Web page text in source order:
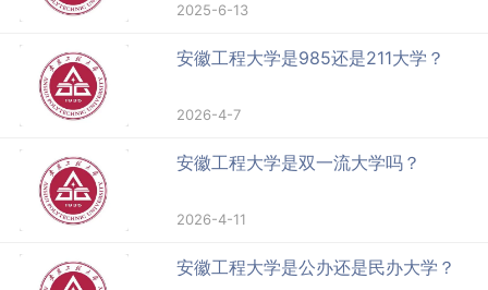
2025-6-13
安徽工程大学是985还是211大学？
2026-4-7
安徽工程大学是双一流大学吗？
2026-4-11
安徽工程大学是公办还是民办大学？